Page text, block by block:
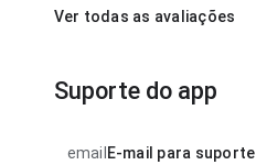
Ver todas as avaliações
Suporte do app
email E-mail para suporte